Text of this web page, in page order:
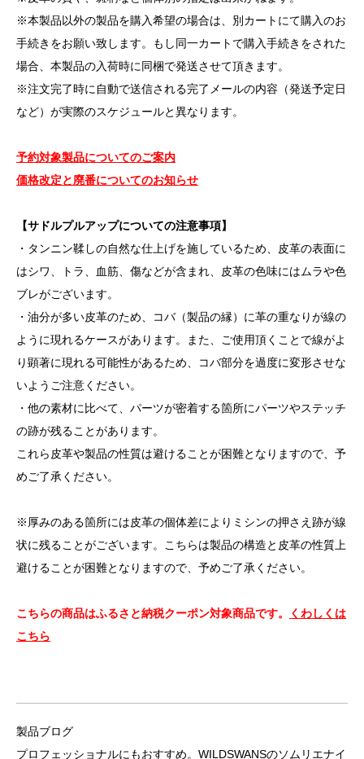
※本製品以外の製品を購入希望の場合は、別カートにて購入のお
手続きをお願い致します。もし同一カートで購入手続きをされた
場合、本製品の入荷時に同梱で発送させて頂きます。
※注文完了時に自動で送信される完了メールの内容（発送予定日
など）が実際のスケジュールと異なります。
予約対象製品についてのご案内
価格改定と廃番についてのお知らせ
【サドルプルアップについての注意事項】
・タンニン鞣しの自然な仕上げを施しているため、皮革の表面に
はシワ、トラ、血筋、傷などが含まれ、皮革の色味にはムラや色
ブレがございます。
・油分が多い皮革のため、コバ（製品の縁）に革の重なりが線の
ように現れるケースがあります。また、ご使用頂くことで線がよ
り顕著に現れる可能性があるため、コバ部分を過度に変形させな
いようご注意ください。
・他の素材に比べて、パーツが密着する箇所にパーツやステッチ
の跡が残ることがあります。
これら皮革や製品の性質は避けることが困難となりますので、予
めご了承ください。
※厚みのある箇所には皮革の個体差によりミシンの押さえ跡が線
状に残ることがございます。こちらは製品の構造と皮革の性質上
避けることが困難となりますので、予めご了承ください。
こちらの商品はふるさと納税クーポン対象商品です。
くわしくは
こちら
製品ブログ
プロフェッショナルにもおすすめ。WILDSWANSのソムリエナイ